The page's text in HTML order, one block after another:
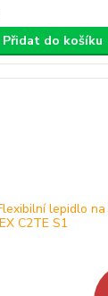
Přidat do košíku